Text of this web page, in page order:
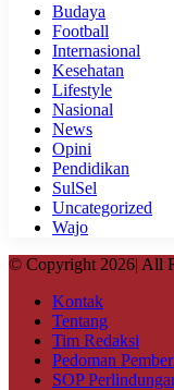
Budaya
Football
Internasional
Kesehatan
Lifestyle
Nasional
News
Opini
Pendidikan
SulSel
Uncategorized
Wajo
© Copyright 2026| All
Kontak
Tentang
Tim Redaksi
Pedoman
SOP